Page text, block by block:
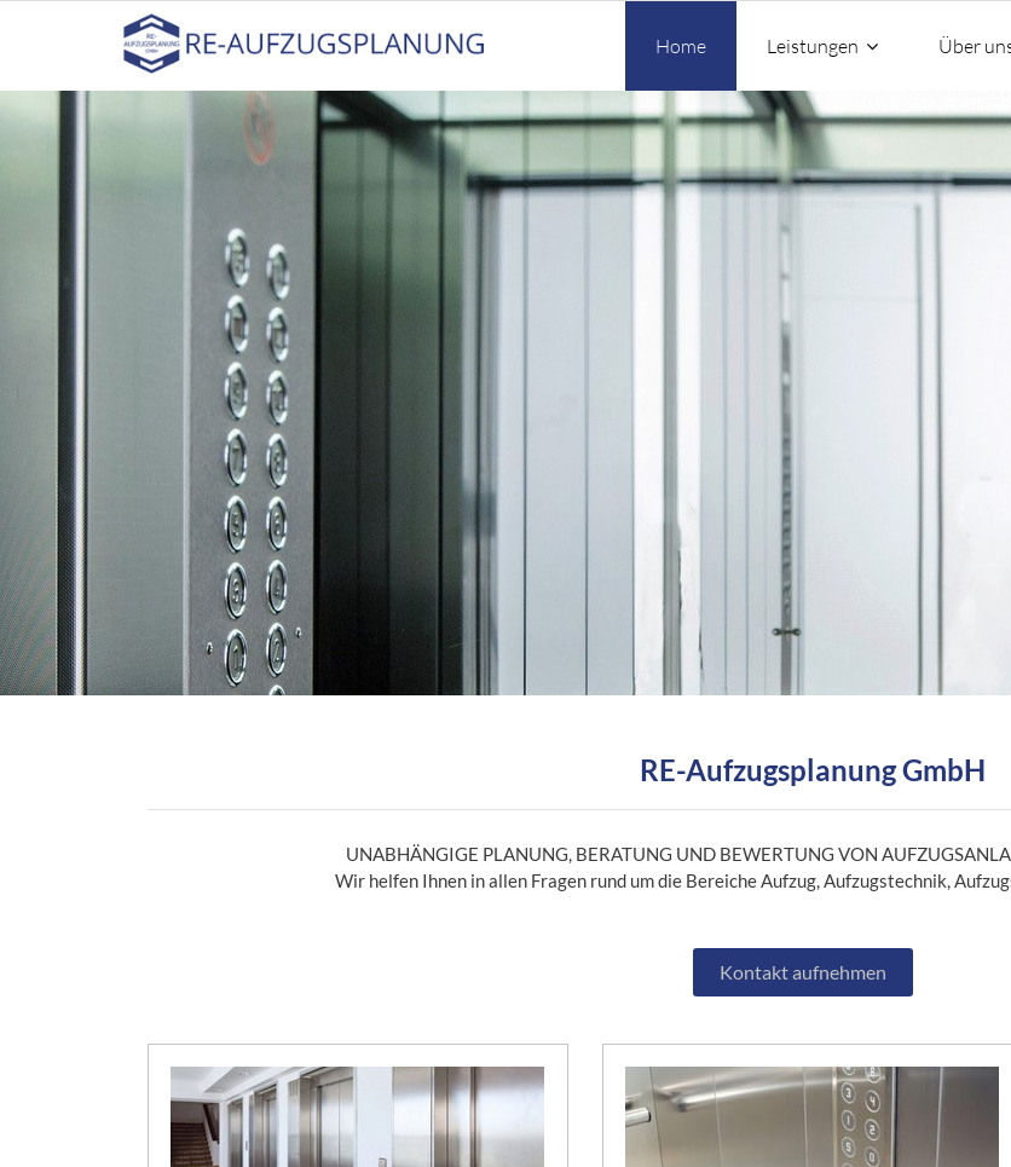
Home Leistungen Über
RE-Aufzugsplanung GmbH
UNABHÄNGIGE PLANUNG, BERATUNG UND BEWERTUNG VON
Wir helfen Ihnen in allen Fragen rund um die Bereiche Aufzug, Aufzugstechnik,
Kontakt aufnehmen